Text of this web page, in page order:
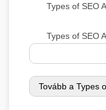
Types of SEO
Types of SEO